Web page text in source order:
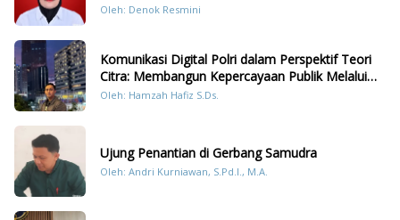
Oleh: Denok Resmini
Komunikasi Digital Polri dalam Perspektif Teori
Citra: Membangun Kepercayaan Publik Melalui
Konten Humanis Kesiapsiagaan Bencana di
Oleh: Hamzah Hafiz S.Ds.
Ujung Penantian di Gerbang Samudra
Oleh: Andri Kurniawan, S.Pd.I., M.A.